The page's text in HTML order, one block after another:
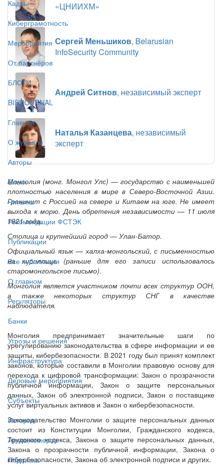
Кадры
Киберграмотность
Мероприятия
От партнёров
БЛОГИ
BIS JOURNAL
Главная
О журнале
Авторы
Блоги
Читалка
Рекомендации ФСТЭК
Публикации
Все публикации
О главном
Регуляторы
Банки
Угрозы и решения
Инфраструктура
Деловые мероприятия
Субъекты
История
Архив номеров
Подписка
«ЦНИИХМ»
Сергей Меньшиков, Belarusian
InfoSecurity Community
Андрей Ситнов, независимый эксперт
Наталья Казанцева, независимый
эксперт
Монголия (монг. Монгол Улс) — государство с наименьшей
плотностью населения в мире в Северо-Восточной Азии.
Граничит с Россией на севере и Китаем на юге. Не имеет
выхода к морю. День обретения независимости — 11 июля
1921 года.
Столица и крупнейший город — Улан-Батор.
Официальный язык — халха-монгольский, с письменностью
на кириллице (раньше для его записи использовалось
старомонгольское письмо).
Монголия является участником почти всех структур ООН,
а также некоторых структур СНГ в качестве
наблюдателя.
Монголия предпринимает значительные шаги по
урегулированию законодательства в сфере информации и ее
защиты, кибербезопасности. В 2021 году был принят комплект
законов, которые составили в Монголии правовую основу для
перехода к цифровой трансформации: Закон о прозрачности
публичной информации, Закон о защите персональных
данных, Закон об электронной подписи, Закон о поставщике
услуг виртуальных активов и Закон о кибербезопасности.
Законодательство Монголии о защите персональных данных
состоит из Конституции Монголии, Гражданского кодекса,
Трудового кодекса, Закона о защите персональных данных,
Закона о прозрачности публичной информации, Закона о
кибербезопасности, Закона об электронной подписи и других.